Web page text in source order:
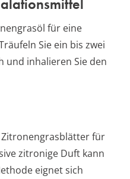
für eine
Sie ein bis zwei
und inhalieren Sie den
für
zitronige Duft kann
eignet sich